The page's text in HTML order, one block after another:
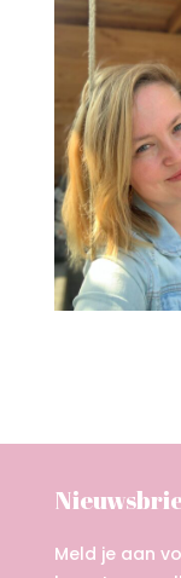
Meld je aan